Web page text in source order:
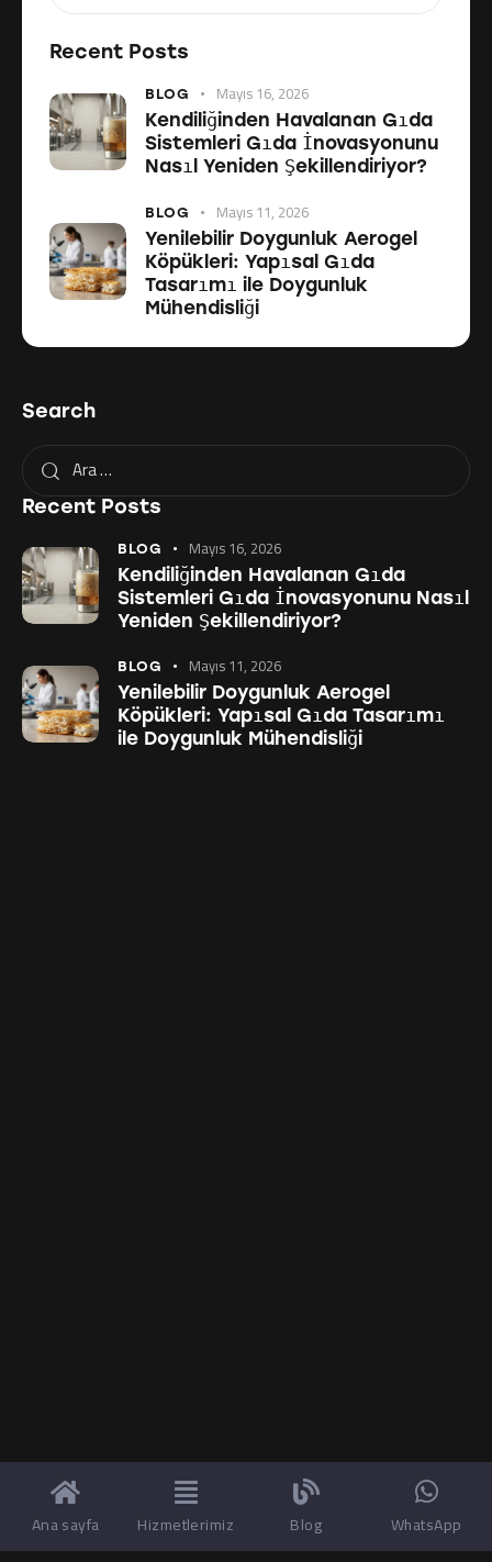
Recent Posts
BLOG Mayıs 16, 2026
Kendiliğinden Havalanan Gıda
Sistemleri Gıda İnovasyonunu
Nasıl Yeniden Şekillendiriyor?
BLOG Mayıs 11, 2026
Yenilebilir Doygunluk Aerogel
Köpükleri: Yapısal Gıda
Tasarımı ile Doygunluk
Mühendisliği
Search
Recent Posts
BLOG Mayıs 16, 2026
Kendiliğinden Havalanan Gıda
Sistemleri Gıda İnovasyonunu Nasıl
Yeniden Şekillendiriyor?
BLOG Mayıs 11, 2026
Yenilebilir Doygunluk Aerogel
Köpükleri: Yapısal Gıda Tasarımı
ile Doygunluk Mühendisliği
Ana sayfa Hizmetlerimiz Blog WhatsApp